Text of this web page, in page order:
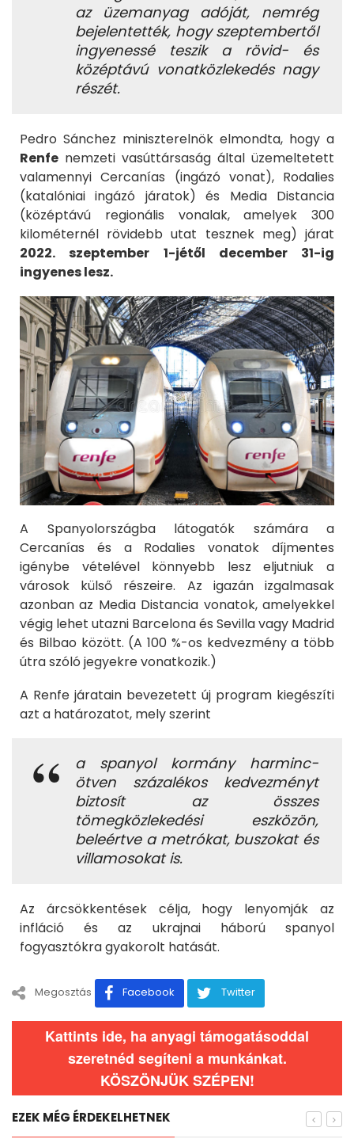
az üzemanyag adóját, nemrég
bejelentették, hogy szeptembertől
ingyenessé teszik a rövid- és
középtávú vonatközlekedés nagy
részét.
Pedro Sánchez miniszterelnök elmondta, hogy a
Renfe nemzeti vasúttársaság által üzemeltetett
valamennyi Cercanías (ingázó vonat), Rodalies
(katalóniai ingázó járatok) és Media Distancia
(középtávú regionális vonalak, amelyek 300
kilométernél rövidebb utat tesznek meg) járat
2022. szeptember 1-jétől december 31-ig
ingyenes lesz.
A Spanyolországba látogatók számára a
Cercanías és a Rodalies vonatok díjmentes
igénybe vételével könnyebb lesz eljutniuk a
városok külső részeire. Az igazán izgalmasak
azonban az Media Distancia vonatok, amelyekkel
végig lehet utazni Barcelona és Sevilla vagy Madrid
és Bilbao között. (A 100 %-os kedvezmény a több
útra szóló jegyekre vonatkozik.)
A Renfe járatain bevezetett új program kiegészíti
azt a határozatot, mely szerint
a spanyol kormány harminc-
ötven százalékos kedvezményt
biztosít az összes
tömegközlekedési eszközön,
beleértve a metrókat, buszokat és
villamosokat is.
Az árcsökkentések célja, hogy lenyomják az
infláció és az ukrajnai háború spanyol
fogyasztókra gyakorolt hatását.
Megosztás Facebook Twitter
Kattints ide, ha anyagi támogatásoddal
szeretnéd segíteni a munkánkat.
KÖSZÖNJÜK SZÉPEN!
EZEK MÉG ÉRDEKELHETNEK